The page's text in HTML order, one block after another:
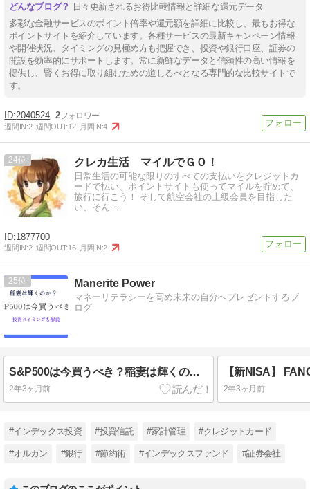
日々更新されるお得比較情報と詳細な還元データ
多彩な金融サービスのポイント倍率や還元額を詳細に比較し、最もお得な
ポイントサイトを紹介しています。各種サービスの最新キャンペーン情報
や開催状況、タイミングの見極め方も把握でき、投資や銀行口座、証券の
開設を効率的にサポートします。常に新鮮なデータと信頼性の高い情報を
提供し、賢くお得に取り組むための道しるべとなる専門的な比較サイトで
す。
2040524 2
週間IN:2 週間OUT:12 月間IN:4
24 クレカ生活 マイルでＧＯ！
日常生活の可能な限りのすべての支払いをクレジットカ
ードで払い、ポイントサイトも使ってマイルを貯めて、
旅行に行こう！ そして航空会社の上級会員を目指した
い、そん…
1877700
週間IN:2 週間OUT:16 月間IN:2
25 Manerite Power
マネーリテラシーを高め未来の自分へプレゼントするブ
ログ
S&P500は今買うべき？稲妻は輝くのか？投資タイミングも解説
2年3ヶ月前 2年3ヶ月前
#インデックス投資 #投資信託 #家計管理 #クレジットカード
#オルカン #銀行 #節約術 #インデックスファンド #証券会社